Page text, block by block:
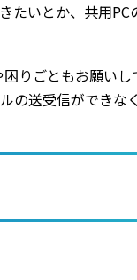
たいとか、共用
りごともお願いし
の送受信ができな